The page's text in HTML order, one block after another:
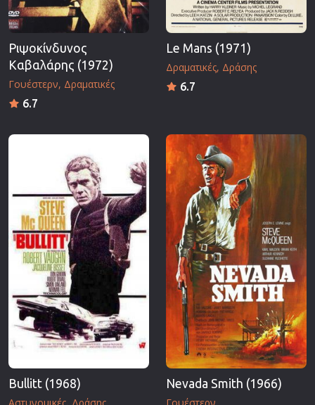
Ριψοκίνδυνος
Καβαλάρης (1972)
Γουέστερν Δραματικές
6.7
Le Mans (1971)
Δραματικές Δράσης
6.7
Bullitt (1968)
Nevada Smith (1966)